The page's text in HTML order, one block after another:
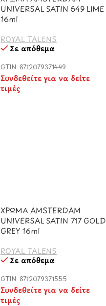
UNIVERSAL SATIN 649 LIME
16ml
ROYAL TALENS
Σε απόθεμα
GTIN: 8712079371449
Συνδεθείτε για να δείτε
τιμές
ΧΡΩΜΑ AMSTERDAM
UNIVERSAL SATIN 717 GOLD
GREY 16ml
ROYAL TALENS
Σε απόθεμα
GTIN: 8712079371555
Συνδεθείτε για να δείτε
τιμές